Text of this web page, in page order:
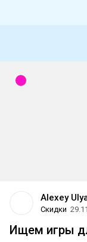
Alexey
Скидки
Ищем игры